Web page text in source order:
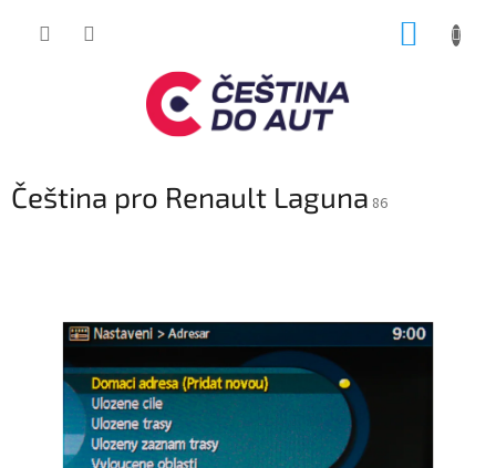
Čeština pro Renault Laguna 86